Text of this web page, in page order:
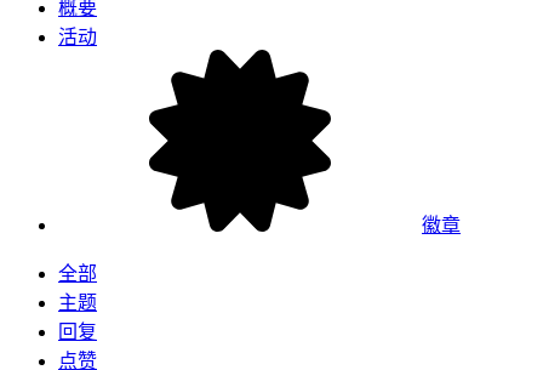
概要
活动
徽章
全部
主题
回复
点赞